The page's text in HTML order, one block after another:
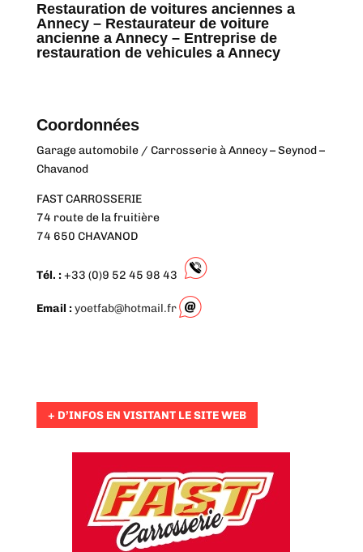
Restauration de voitures anciennes a
Annecy – Restaurateur de voiture
ancienne a Annecy – Entreprise de
restauration de vehicules a Annecy
Coordonnées
Garage automobile / Carrosserie à Annecy – Seynod –
Chavanod
FAST CARROSSERIE
74 route de la fruitière
74 650 CHAVANOD
Tél. :+33 (0)9 52 45 98 43
Email :yoetfab@hotmail.fr
+ D’INFOS EN VISITANT LE SITE WEB